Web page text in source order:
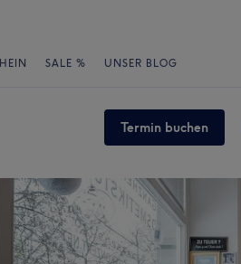
SALE % UNSER BLOG
Termin buchen